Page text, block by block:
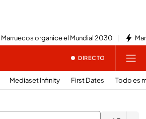
Marruecos organice el Mundial 2030
DIRECTO
Mediaset Infinity First Dates Todo es